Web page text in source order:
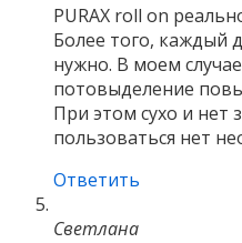
PURAX roll on
Более того, каждый
нужно. В моем
потовыделение
При этом сухо и нет
пользоваться нет
Ответить
Светлана